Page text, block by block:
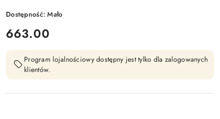
Dostępność:Mało
cena:
663.00
Program lojalnościowy dostępny jest tylko dla zalogowanych
klientów.